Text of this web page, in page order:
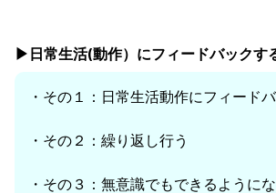
▶︎日常生活(動作）にフィードバックす
・その１：日常生活動作にフィード
・その２：繰り返し行う
・その３：無意識でもできるように